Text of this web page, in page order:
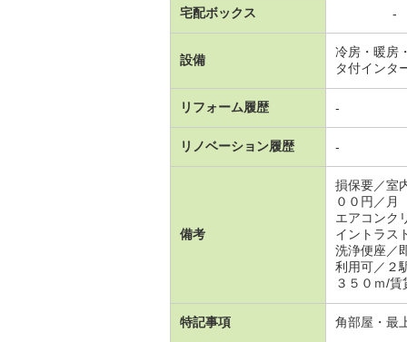
宅配ボックス -
設備
冷房・暖房
タ付インタ
リフォーム履歴 -
リノベーション履歴 -
備考
損保要／室
００円／月
エアコンク
イントラス
洗浄便座／
利用可／２
３５０ｍ/
特記事項 角部屋・最